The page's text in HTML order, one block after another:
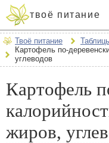
твоё питание
Твоё питание
Картофель по-
углеводов
Картофель
жиров,